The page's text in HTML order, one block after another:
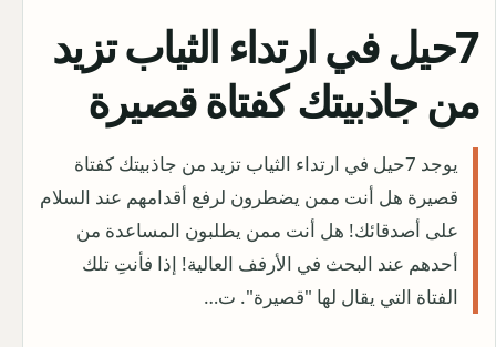
7حيل في ارتداء الثياب تزيد
من جاذبيتك كفتاة قصيرة
يوجد 7حيل في ارتداء الثياب تزيد من جاذبيتك كفتاة
قصيرة هل أنت ممن يضطرون لرفع أقدامهم عند السلام
على أصدقائك! هل أنت ممن يطلبون المساعدة من
أحدهم عند البحث في الأرفف العالية! إذا فأنتِ تلك
الفتاة التي يقال لها "قصيرة". ت…